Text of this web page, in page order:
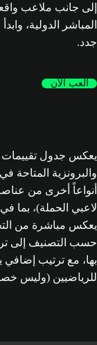
إلى جانب ملاعب
المباشر الدولية،
جدد.
العب الآن
يعكس جدول تقييمات
أنواعاً أخرى من
لاعبي الحملة)، بما
يعكس مباشرة من
حسب التصنيف إلى
بها، مع ترتيب إضافي
للرياضيين (وليس